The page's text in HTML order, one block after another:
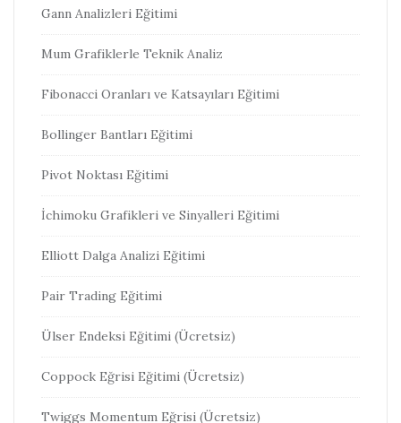
Gann Analizleri Eğitimi
Mum Grafiklerle Teknik Analiz
Fibonacci Oranları ve Katsayıları Eğitimi
Bollinger Bantları Eğitimi
Pivot Noktası Eğitimi
İchimoku Grafikleri ve Sinyalleri Eğitimi
Elliott Dalga Analizi Eğitimi
Pair Trading Eğitimi
Ülser Endeksi Eğitimi (Ücretsiz)
Coppock Eğrisi Eğitimi (Ücretsiz)
Twiggs Momentum Eğrisi (Ücretsiz)